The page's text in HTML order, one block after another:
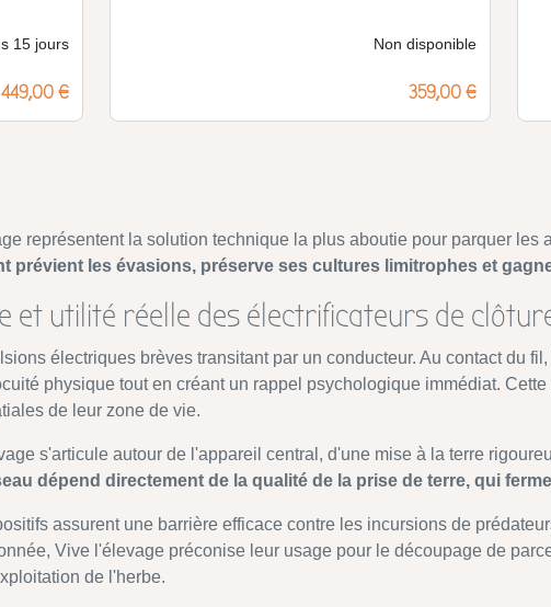
15 jours
Prix
449,00 €
Non disponible
Prix
359,00 €
représentent la solution technique la plus aboutie pour parquer les
prévient les évasions, préserve ses cultures limitrophes et
et utilité réelle des électrificateurs de
électriques brèves transitant par un conducteur. Au contact du
physique tout en créant un rappel psychologique immédiat.
de leur zone de vie.
s'articule autour de l'appareil central, d'une mise à la terre
dépend directement de la qualité de la prise de terre, qui
assurent une barrière efficace contre les incursions de
Vive l'élevage préconise leur usage pour le découpage de
de l'herbe.